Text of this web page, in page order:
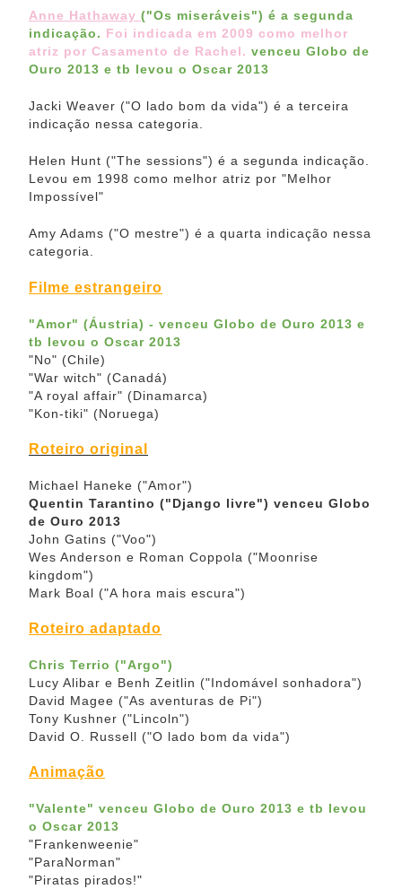
Anne Hathaway ("Os miseráveis") é a segunda
indicação. Foi indicada em 2009 como melhor
atriz por Casamento de Rachel. venceu Globo de
Ouro 2013 e tb levou o Oscar 2013
Jacki Weaver ("O lado bom da vida") é a terceira
indicação nessa categoria.
Helen Hunt ("The sessions") é a segunda indicação.
Levou em 1998 como melhor atriz por "Melhor
Impossível"
Amy Adams ("O mestre") é a quarta indicação nessa
categoria.
Filme estrangeiro
"Amor" (Áustria) - venceu Globo de Ouro 2013 e
tb levou o Oscar 2013
"No" (Chile)
"War witch" (Canadá)
"A royal affair" (Dinamarca)
"Kon-tiki" (Noruega)
Roteiro original
Michael Haneke ("Amor")
Quentin Tarantino ("Django livre") venceu Globo
de Ouro 2013
John Gatins ("Voo")
Wes Anderson e Roman Coppola ("Moonrise
kingdom")
Mark Boal ("A hora mais escura")
Roteiro adaptado
Chris Terrio ("Argo")
Lucy Alibar e Benh Zeitlin ("Indomável sonhadora")
David Magee ("As aventuras de Pi")
Tony Kushner ("Lincoln")
David O. Russell ("O lado bom da vida")
Animação
"Valente" venceu Globo de Ouro 2013 e tb levou
o Oscar 2013
"Frankenweenie"
"ParaNorman"
"Piratas pirados!"